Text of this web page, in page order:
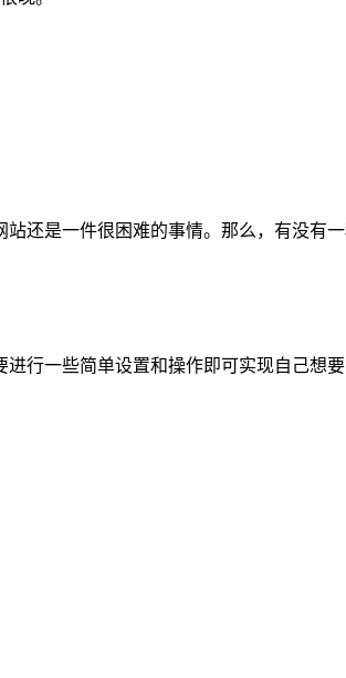
还是一件很困难的事情。那么，有没有
行一些简单设置和操作即可实现自己想要